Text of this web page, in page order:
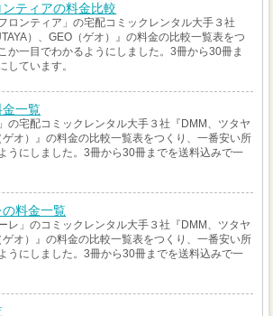
ティアの料金比較
ロンティア」の宅配コミックレンタル大手３社
）、GEO（ゲオ）』の料金の比較一覧表をつ
か一目でわかるようにしました。3冊から30冊ま
しています。
一覧
の宅配コミックレンタル大手３社『DMM、ツタヤ
ゲオ）』の料金の比較一覧表をつくり、一番安い所
うにしました。3冊から30冊までを送料込みで一
料金一覧
レ」のコミックレンタル大手３社『DMM、ツタヤ
ゲオ）』の料金の比較一覧表をつくり、一番安い所
うにしました。3冊から30冊までを送料込みで一